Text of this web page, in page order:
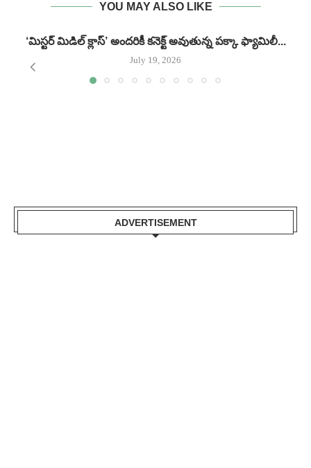
YOU MAY ALSO LIKE
‘మిస్టర్ మిడిల్ క్లాస్’ అందరికీ కనెక్ట్ అవుతున్న పక్కా ఫ్యామిలీ...
July 19, 2026
ADVERTISEMENT